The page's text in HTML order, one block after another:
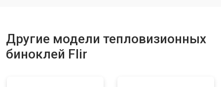
Другие модели тепловизионных
биноклей Flir